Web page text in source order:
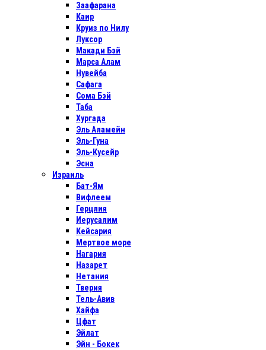
Заафарана
Каир
Круиз по Нилу
Луксор
Макади Бэй
Марса Алам
Нувейба
Сафага
Сома Бэй
Таба
Хургада
Эль Аламейн
Эль-Гуна
Эль-Кусейр
Эсна
Израиль
Бат-Ям
Вифлеем
Герцлия
Иерусалим
Кейсария
Мертвое море
Нагария
Назарет
Нетания
Тверия
Тель-Авив
Хайфа
Цфат
Эйлат
Эйн - Бокек